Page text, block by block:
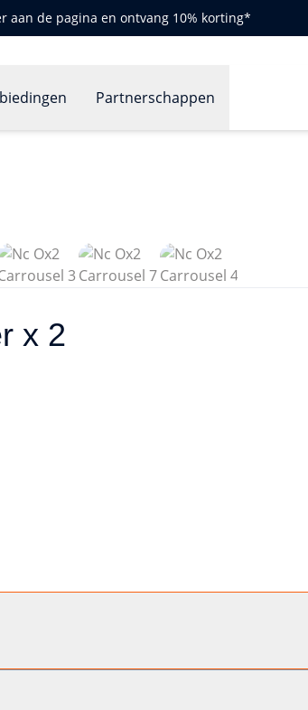
aan de pagina en ontvang 10% korting*
Partnerschappen
x 2